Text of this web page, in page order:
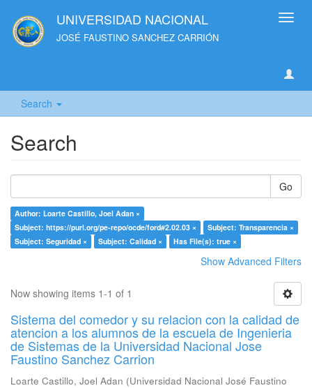
UNIVERSIDAD NACIONAL
JOSÉ FAUSTINO SANCHEZ CARRIÓN
Search
Search
Go
Author: Loarte Castillo, Joel Adan ×
Subject: https://purl.org/pe-repo/ocde/ford#2.02.03 ×
Subject: Transparencia ×
Subject: Seguridad ×
Subject: Calidad × Has File(s): true ×
Show Advanced Filters
Now showing items 1-1 of 1
Sistema del comedor y su relacion con la calidad de
atencion a los alumnos de la escuela de Ingenieria
de Sistemas de la Universidad Nacional Jose
Faustino Sanchez Carrion
Loarte Castillo, Joel Adan (Universidad Nacional José Faustino